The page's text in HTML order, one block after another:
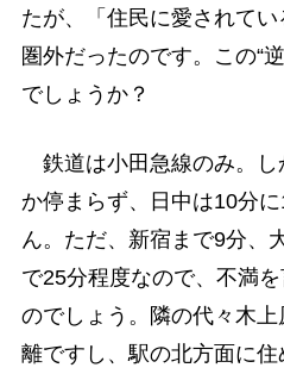
たが、「住民に愛されて
圏外だったのです。この“
でしょうか？
鉄道は小田急線のみ。し
か停まらず、日中は10分
ん。ただ、新宿まで9分、
で25分程度なので、不満
のでしょう。隣の代々木
離ですし、駅の北方面に